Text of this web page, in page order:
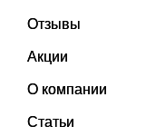
Отзывы
Акции
О компании
Статьи